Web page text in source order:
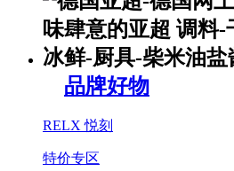
品牌好物
RELX 悦刻
特价专区